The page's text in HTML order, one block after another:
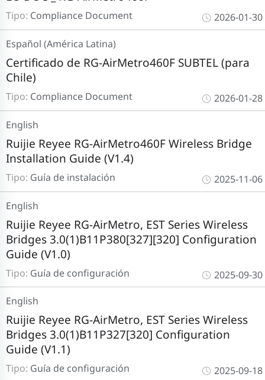
Tipo: Compliance Document 2026-01-30
Tipo: Compliance Document
Certificado de RG-AirMetro460F SUBTEL (para
Chile)
Español (América Latina)
2026-01-28
Tipo: Guía de instalación
Ruijie Reyee RG-AirMetro460F Wireless Bridge
Installation Guide (V1.4)
English
2025-11-06
Tipo: Guía de configuración
Ruijie Reyee RG-AirMetro, EST Series Wireless
Bridges 3.0(1)B11P380[327][320] Configuration
Guide (V1.0)
English
2025-09-30
Tipo: Guía de configuración
Ruijie Reyee RG-AirMetro, EST Series Wireless
Bridges 3.0(1)B11P327[320] Configuration
Guide (V1.1)
English
2025-09-18